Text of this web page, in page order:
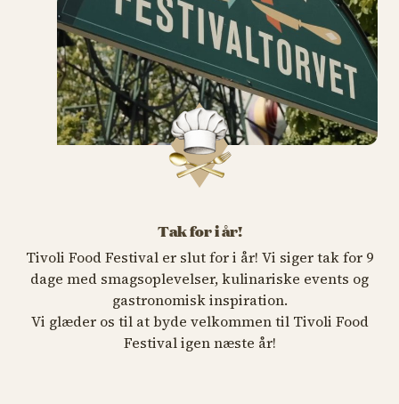
Tak for i år!
Tivoli Food Festival er slut for i år! Vi siger tak for 9
dage med smagsoplevelser, kulinariske events og
gastronomisk inspiration.
Vi glæder os til at byde velkommen til Tivoli Food
Festival igen næste år!